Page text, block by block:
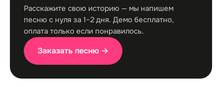
Расскажите свою историю — мы напишем
песню с нуля за 1–2 дня. Демо бесплатно,
оплата только если понравилось.
Заказать песню →